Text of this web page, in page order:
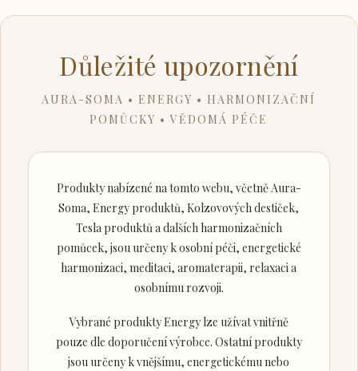
Důležité upozornění
AURA-SOMA • ENERGY • HARMONIZAČNÍ
POMŮCKY • VĚDOMÁ PÉČE
Produkty nabízené na tomto webu, včetně Aura-
Soma, Energy produktů, Kolzovových destiček,
Tesla produktů a dalších harmonizačních
pomůcek, jsou určeny k osobní péči, energetické
harmonizaci, meditaci, aromaterapii, relaxaci a
osobnímu rozvoji.
Vybrané produkty Energy lze užívat vnitřně
pouze dle doporučení výrobce. Ostatní produkty
jsou určeny k vnějšímu, energetickému nebo